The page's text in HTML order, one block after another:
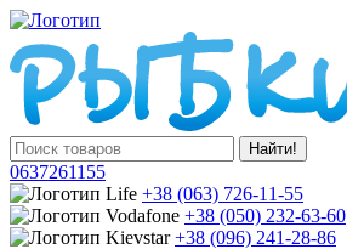
Найти!
0637261155
+38 (063) 726-11-55
+38 (050) 232-63-60
+38 (096) 241-28-86